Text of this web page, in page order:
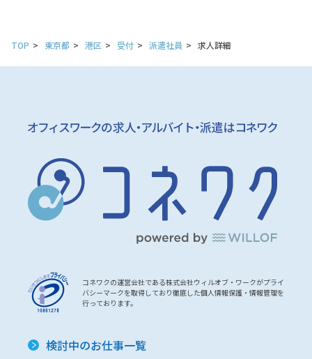
TOP 東京都 港区 受付 派遣社員 求人詳細
コネワクの運営会社である株式会社ウィルオブ・ワークがプライ
バシーマークを取得しており徹底した個人情報保護・情報管理を
行っております。
検討中のお仕事一覧